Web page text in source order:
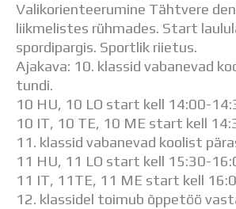
Valikorienteerumine Tähtvere
liikmelistes rühmades. Start
spordipargis. Sportlik riietus.
Ajakava: 10. klassid vabanevad
tundi.
10 HU, 10 LO start kell 14:00-
10 IT, 10 TE, 10 ME start kell
11. klassid vabanevad koolist
11 HU, 11 LO start kell 15:30-
11 IT, 11TE, 11 ME start kell
12. klassidel toimub õppetöö